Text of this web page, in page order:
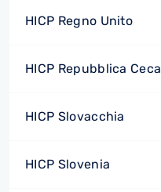
HICP Regno Unito
HICP Repubblica Ceca
HICP Slovacchia
HICP Slovenia